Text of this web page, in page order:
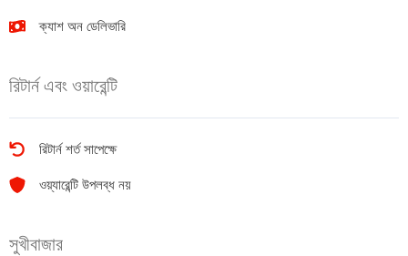
ক্যাশ অন ডেলিভারি
রিটার্ন এবং ওয়ারেন্টি
রিটার্ন শর্ত সাপেক্ষে
ওয়্যারেন্টি উপলব্ধ নয়
সুখীবাজার